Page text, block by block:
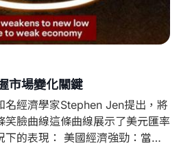
市場變化關鍵
名經濟學家Stephen Jen提出，將
笑臉曲線這條曲線展示了美元匯率
國經濟強勁：當美